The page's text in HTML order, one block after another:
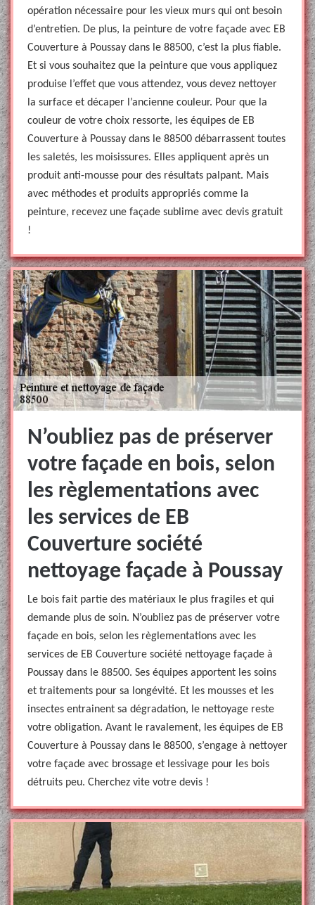
opération nécessaire pour les vieux murs qui ont besoin
d’entretien. De plus, la peinture de votre façade avec EB
Couverture à Poussay dans le 88500, c’est la plus fiable.
Et si vous souhaitez que la peinture que vous appliquez
produise l’effet que vous attendez, vous devez nettoyer
la surface et décaper l’ancienne couleur. Pour que la
couleur de votre choix ressorte, les équipes de EB
Couverture à Poussay dans le 88500 débarrassent toutes
les saletés, les moisissures. Elles appliquent après un
produit anti-mousse pour des résultats palpant. Mais
avec méthodes et produits appropriés comme la
peinture, recevez une façade sublime avec devis gratuit
!
N’oubliez pas de préserver
votre façade en bois, selon
les règlementations avec
les services de EB
Couverture société
nettoyage façade à Poussay
Le bois fait partie des matériaux le plus fragiles et qui
demande plus de soin. N’oubliez pas de préserver votre
façade en bois, selon les règlementations avec les
services de EB Couverture société nettoyage façade à
Poussay dans le 88500. Ses équipes apportent les soins
et traitements pour sa longévité. Et les mousses et les
insectes entrainent sa dégradation, le nettoyage reste
votre obligation. Avant le ravalement, les équipes de EB
Couverture à Poussay dans le 88500, s’engage à nettoyer
votre façade avec brossage et lessivage pour les bois
détruits peu. Cherchez vite votre devis !